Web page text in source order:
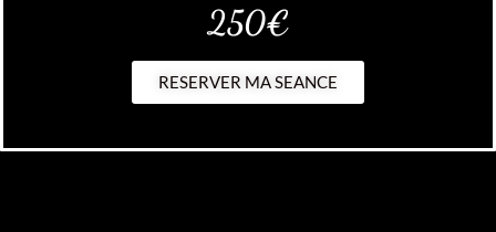
250€
RESERVER MA SEANCE